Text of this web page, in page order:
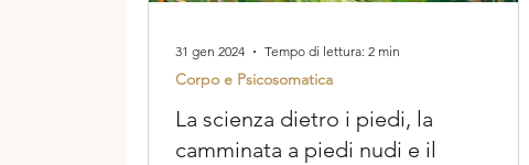
La scienza dietro i piedi, la
camminata a piedi nudi e il
Corpo e Psicosomatica
31 gen 2024 Tempo di lettura: 2 min